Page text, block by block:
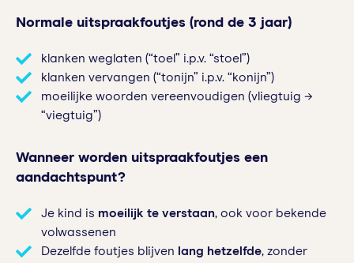
Normale uitspraakfoutjes (rond de 3 jaar)
klanken weglaten (“toel” i.p.v. “stoel”)
klanken vervangen (“tonijn” i.p.v. “konijn”)
moeilijke woorden vereenvoudigen (vliegtuig →
“viegtuig”)
Wanneer worden uitspraakfoutjes een
aandachtspunt?
Je kind is moeilijk te verstaan, ook voor bekende
volwassenen
Dezelfde foutjes blijven lang hetzelfde, zonder